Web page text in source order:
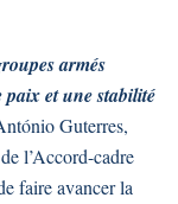
armés
paix et une stabilité
Guterres,
l’Accord-cadre
faire avancer la